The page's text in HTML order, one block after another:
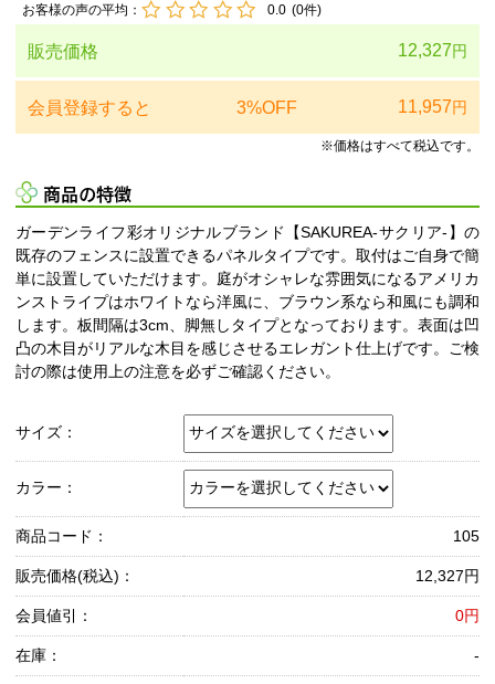
お客様の声の平均： 0.0 (0件)
販売価格 12,327 円
会員登録すると 3%OFF 11,957 円
※価格はすべて税込です。
商品の特徴
ガーデンライフ彩オリジナルブランド【SAKUREA-サクリア-】の
既存のフェンスに設置できるパネルタイプです。取付はご自身で簡
単に設置していただけます。庭がオシャレな雰囲気になるアメリカ
ンストライプはホワイトなら洋風に、ブラウン系なら和風にも調和
します。板間隔は3cm、脚無しタイプとなっております。表面は凹
凸の木目がリアルな木目を感じさせるエレガント仕上げです。ご検
討の際は使用上の注意を必ずご確認ください。
サイズ：
カラー：
商品コード： 105
販売価格(税込)： 12,327円
会員値引： 0円
在庫： -